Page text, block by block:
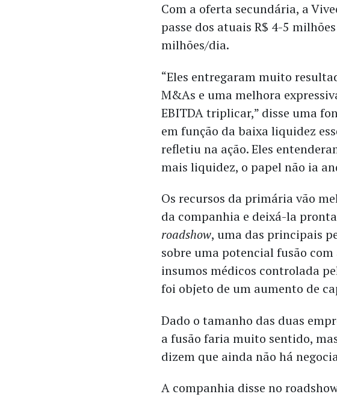
Com a oferta secundária, a
passe dos atuais R$ 4-5
milhões/dia.
“Eles entregaram muito
M&As e uma melhora
EBITDA triplicar,” disse uma
em função da baixa liquidez
refletiu na ação. Eles
mais liquidez, o papel não ia
Os recursos da primária vão
da companhia e deixá-la
roadshow, uma das principais
sobre uma potencial fusão
insumos médicos controlada
foi objeto de um aumento de
Dado o tamanho das duas
a fusão faria muito sentido,
dizem que ainda não há
A companhia disse no